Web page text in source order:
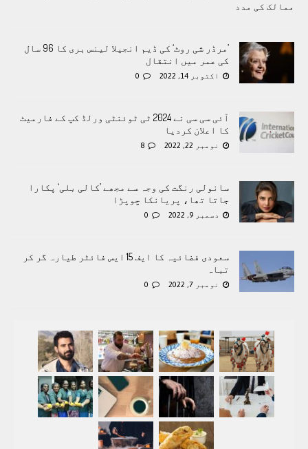
ممالک کی مدد
’مرڈر شی روٹ‘ کی ڈیم انجیلا لینس بری کا 96 سال
کی عمر میں انتقال
اکتوبر 14, 2022 0
آئی سی سی نے 2024 ٹی ٹوئنٹی ورلڈ کپ کے فارمیٹ
کا اعلان کردیا
نومبر 22, 2022 8
سانولی رنگت کی وجہ سے مجھے ’کالی بلی‘ پکارا
جاتا تھا، پریانکا چوپڑا
دسمبر 9, 2022 0
سعودی فضائیہ کا ایف 15 ایس فائٹر طیارہ گر کر
تباہ
نومبر 7, 2022 0